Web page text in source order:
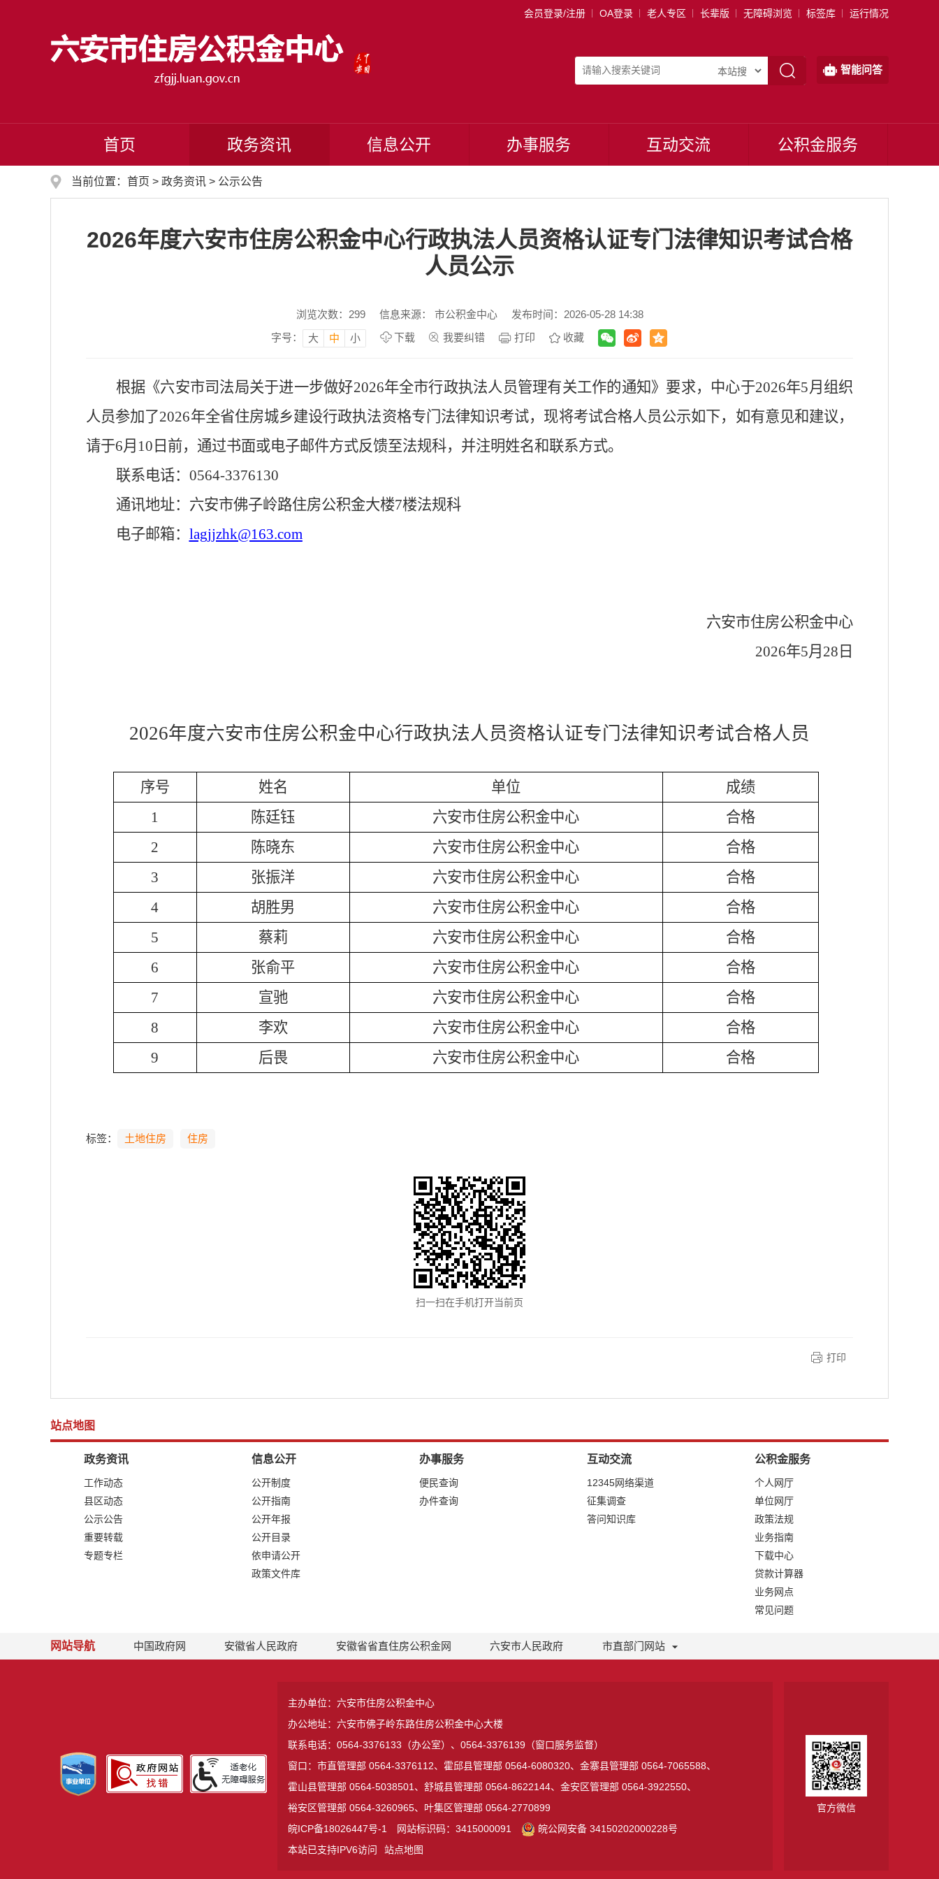
会员登录/注册 OA登录 老人专区 长辈版 无障碍浏览 标签库 运行情况
智能问答
首页 政务资讯 信息公开 办事服务 互动交流 公积金服务
当前位置： 首页 > 政务资讯 > 公示公告
2026年度六安市住房公积金中心行政执法人员资格认证专门法律知识考试合格
人员公示
浏览次数： 299 信息来源： 市公积金中心
发布时间：2026-05-28 14:38
字号：
大 中 小 下载 我要纠错 打印 收藏
根据《六安市司法局关于进一步做好2026年全市行政执法人员管理有关工作的通知》要求， 中心于2026年5月组织
人员参加了2026年全省住房城乡建设行政执法资格专门法律知识考试，现将考试合格人员公示如下，如有意见和建议，
请于6月 10 日前，通过书面或电子邮件方式反馈至法规科，并注明姓名和联系方式。
联系电话： 0564-3376130
通讯地址： 六安市佛子岭路住房公积金大楼7楼法规科
电子邮箱： lagjjzhk@163.com
六安市住房公积金中心
2026年5月28日
2026年度六安市住房公积金中心行政执法人员资格认证专门法律知识考试合格人员
序号 姓名 单位
成绩
1
陈廷钰 六安市住房公积金中心
合格
2
陈晓东 六安市住房公积金中心
合格
3
张振洋 六安市住房公积金中心
合格
4
胡胜男 六安市住房公积金中心
合格
5
蔡莉 六安市住房公积金中心
合格
6
张俞平 六安市住房公积金中心
合格
7
宣驰 六安市住房公积金中心
合格
8
李欢 六安市住房公积金中心
合格
9
后畏 六安市住房公积金中心 合格
标签： 土地住房 住房
扫一扫在手机打开当前页
打印
站点地图
政务资讯
工作动态
县区动态
公示公告
重要转载
专题专栏
信息公开
公开制度
公开指南
公开年报
公开目录
依申请公开
政策文件库
办事服务
便民查询
办件查询
互动交流
12345网络渠道
征集调查
答问知识库
公积金服务
个人网厅
单位网厅
政策法规
业务指南
下载中心
贷款计算器
业务网点
常见问题
网站导航 中国政府网 安徽省人民政府 安徽省省直住房公积金网 六安市人民政府 市直部门网站
主办单位：六安市住房公积金中心
办公地址：六安市佛子岭东路住房公积金中心大楼
联系电话：0564-3376133（办公室）、0564-3376139（窗口服务监督）
窗口：市直管理部 0564-3376112、霍邱县管理部 0564-6080320、金寨县管理部 0564-7065588、
霍山县管理部 0564-5038501、舒城县管理部 0564-8622144、金安区管理部 0564-3922550、
裕安区管理部 0564-3260965、叶集区管理部 0564-2770899
皖ICP备18026447号-1
网站标识码：3415000091
皖公网安备 34150202000228号
本站已支持IPV6访问
站点地图
官方微信